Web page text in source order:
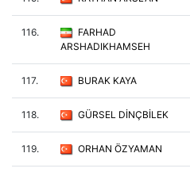
116.
FARHAD
ARSHADIKHAMSEH
117. BURAK KAYA
118. GÜRSEL DİNÇBİLEK
119. ORHAN ÖZYAMAN